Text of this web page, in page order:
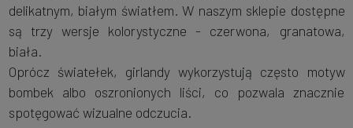
delikatnym, białym światłem. W naszym sklepie dostępne
są trzy wersje kolorystyczne - czerwona, granatowa,
biała.
Oprócz światełek, girlandy wykorzystują często motyw
bombek albo oszronionych liści, co pozwala znacznie
spotęgować wizualne odczucia.